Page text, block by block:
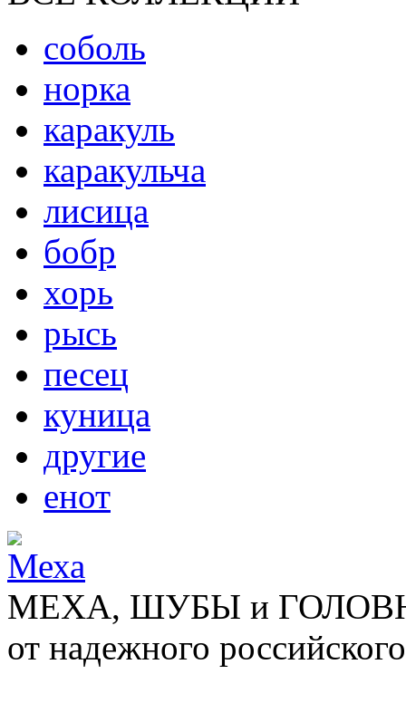
соболь
норка
каракуль
каракульча
лисица
бобр
хорь
рысь
песец
куница
другие
енот
МЕХА, ШУБЫ и
от надежного